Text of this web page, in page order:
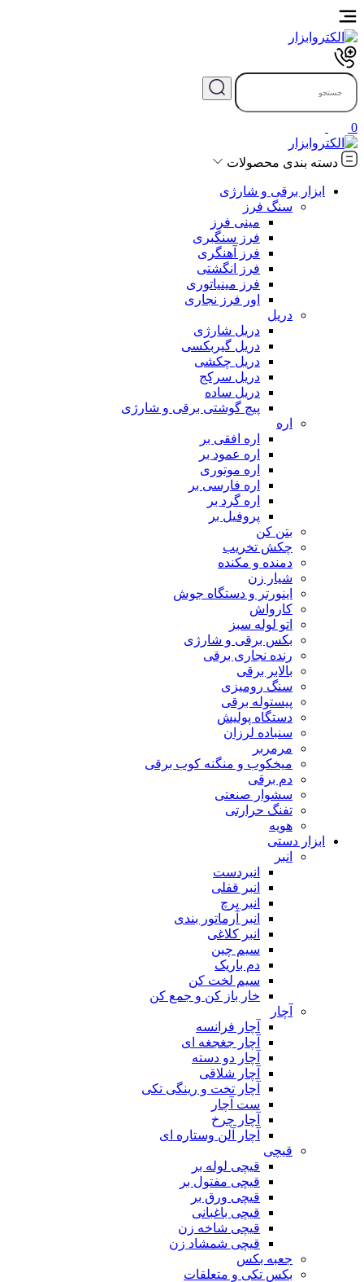
0
دسته بندی محصولات
ابزار برقی و شارژی
سنگ فرز
مینی فرز
فرز سنگبری
فرز آهنگری
فرز انگشتی
فرز مینیاتوری
اور فرز نجاری
دریل
دریل شارژی
دریل گیربکسی
دریل چکشی
دریل سرکج
دریل ساده
پیچ گوشتی برقی و شارژی
اره
اره افقی بر
اره عمود بر
اره موتوری
اره فارسی بر
اره گرد بر
پروفیل بر
بتن کن
چکش تخریب
دمنده و مکنده
شیار زن
اینورتر و دستگاه جوش
کارواش
اتو لوله سبز
بکس برقی و شارژی
رنده نجاری برقی
بالابر برقی
سنگ رومیزی
پیستوله برقی
دستگاه پولیش
سنباده لرزان
مرمربر
میخکوب و منگنه کوب برقی
دم برقی
سشوار صنعتی
تفنگ حرارتی
هویه
ابزار دستی
انبر
انبردست
انبر قفلی
انبر پرچ
انبر آرماتور بندی
انبر کلاغی
سیم چین
دم باریک
سیم لخت کن
خار باز کن و جمع کن
آچار
آچار فرانسه
آچار جغجغه ای
آچار دو دسته
آچار شلاقی
آچار تخت و رینگی تکی
ست آچار
آچار چرخ
آچار آلن وستاره ای
قیچی
قیچی لوله بر
قیچی مفتول بر
قیچی ورق بر
قیچی باغبانی
قیچی شاخه زن
قیچی شمشاد زن
جعبه بکس
بکس تکی و متعلقات